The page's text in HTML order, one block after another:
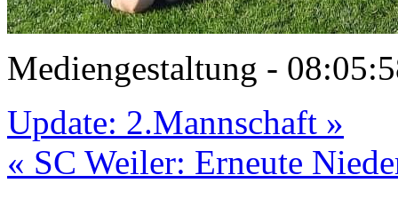
Mediengestaltung -
Update: 2.Mannschaft »
« SC Weiler: Erneute